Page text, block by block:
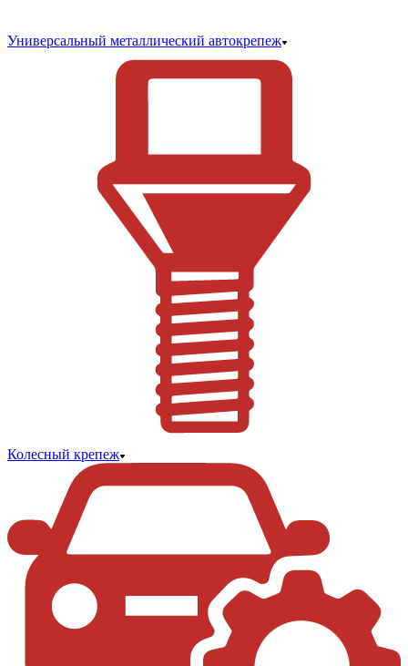
Универсальный металлический автокрепеж
Колесный крепеж